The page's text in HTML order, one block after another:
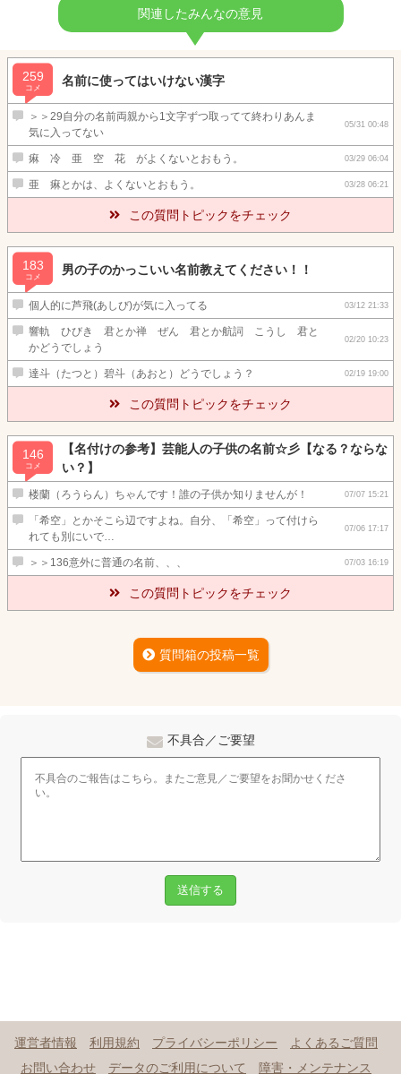
関連したみんなの意見
259
コメ
名前に使ってはいけない漢字
＞＞29自分の名前両親から1文字ずつ取ってて終わりあんま
気に入ってない
05/31 00:48
痳 冷 亜 空 花 がよくないとおもう。 03/29 06:04
亜 痳とかは、よくないとおもう。 03/28 06:21
この質問トピックをチェック
183
コメ
男の子のかっこいい名前教えてください！！
個人的に芦飛(あしび)が気に入ってる 03/12 21:33
響軌 ひびき 君とか禅 ぜん 君とか航詞 こうし 君と
かどうでしょう
02/20 10:23
達斗（たつと）碧斗（あおと）どうでしょう？ 02/19 19:00
この質問トピックをチェック
146
コメ
【名付けの参考】芸能人の子供の名前☆彡【なる？ならな
い？】
楼蘭（ろうらん）ちゃんです！誰の子供か知りませんが！ 07/07 15:21
「希空」とかそこら辺ですよね。自分、「希空」って付けら
れても別にいで…
07/06 17:17
＞＞136意外に普通の名前、、、 07/03 16:19
この質問トピックをチェック
質問箱の投稿一覧
不具合／ご要望
送信する
運営者情報 利用規約 プライバシーポリシー
よくあるご質問
お問い合わせ
データのご利用について 障害・メンテナンス